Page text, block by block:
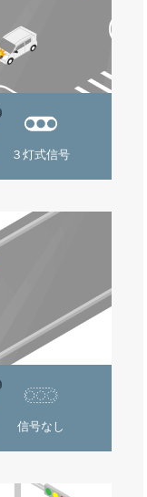
３灯式信号
信号なし